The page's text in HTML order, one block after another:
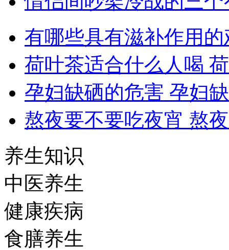
有哪些具有滋补作用的
荷叶茶适合什么人喝
孕妇缺硒的危害 孕妇
熬夜要不要吃夜宵 熬
养生知识
中医养生
健康疾病
食膳养生